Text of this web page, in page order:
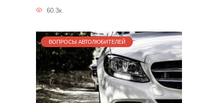
60.3к.
ВОПРОСЫ АВТОЛЮБИТЕЛЕЙ